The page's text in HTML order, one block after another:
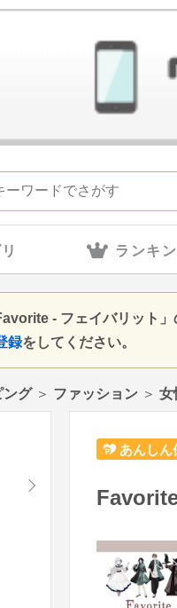
ランキ
- フェイバリット
録をしてください。
ング＞ ファッション ＞ 女
あんしん